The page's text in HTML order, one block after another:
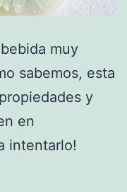
muy
sabemos, esta
y
en
intentarlo!